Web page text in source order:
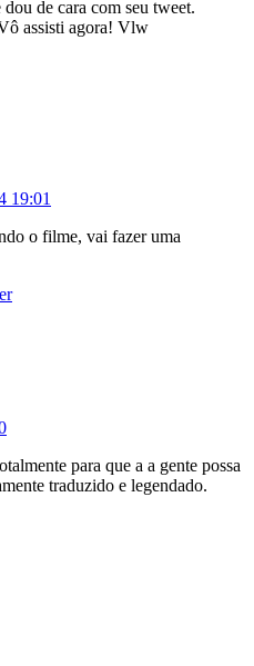
de cara com seu tweet.
assisti agora! Vlw
19:01
o filme, vai fazer uma
para que a a gente possa
traduzido e legendado.